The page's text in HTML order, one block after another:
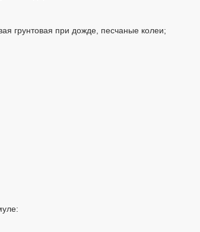
грунтовая при дожде, песчаные колеи;